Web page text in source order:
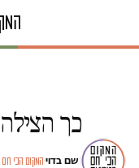
כך
שם בדוי·המקום הכי חם